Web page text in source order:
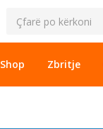
Shop Zbritje